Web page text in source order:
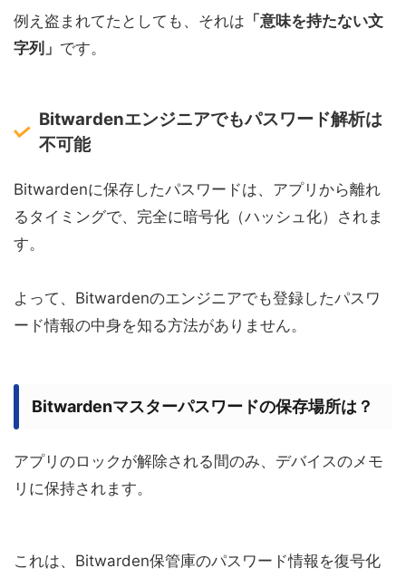
例え盗まれてたとしても、それは 「意味を持たない文
字列」 です。
Bitwardenエンジニアでもパスワード解析は
不可能
Bitwardenに保存したパスワードは、アプリから離れ
るタイミングで、完全に暗号化（ハッシュ化）されま
す。
よって、Bitwardenのエンジニアでも登録したパスワ
ード情報の中身を知る方法がありません。
Bitwardenマスターパスワードの保存場所は？
アプリのロックが解除される間のみ、デバイスのメモ
リに保持されます。
これは、Bitwarden保管庫のパスワード情報を復号化